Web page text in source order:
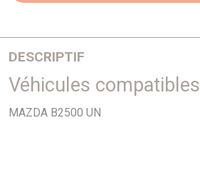
DESCRIPTIF
Diamètre 274mm
Véhicules compatibles
MAZDA B2500 UN